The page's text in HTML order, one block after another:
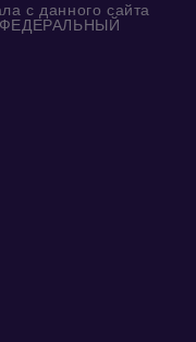
с данного сайта